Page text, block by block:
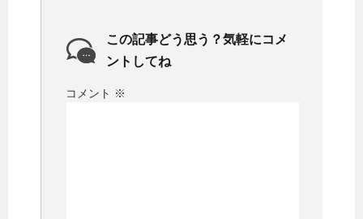
この記事どう思う？気軽にコメ
ントしてね
コメント ※